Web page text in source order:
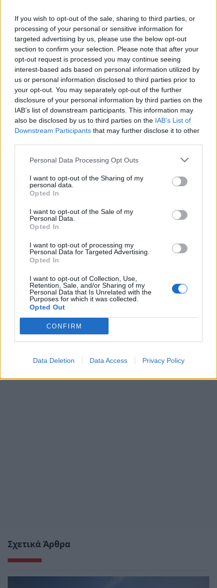
If you wish to opt-out of the sale, sharing to third parties, or
processing of your personal or sensitive information for
targeted advertising by us, please use the below opt-out
section to confirm your selection. Please note that after your
opt-out request is processed you may continue seeing
interest-based ads based on personal information utilized by
us or personal information disclosed to third parties prior to
your opt-out. You may separately opt-out of the further
disclosure of your personal information by third parties on the
IAB’s list of downstream participants. This information may
also be disclosed by us to third parties on the IAB’s List of
Downstream Participants that may further disclose it to other
Personal Data Processing Opt Outs
I want to opt-out of the Sharing of my
personal data.
Opted In
I want to opt-out of the Sale of my
Personal Data.
Opted In
I want to opt-out of processing my
Personal Data for Targeted Advertising.
Opted In
I want to opt-out of Collection, Use,
Retention, Sale, and/or Sharing of my
Personal Data that Is Unrelated with the
Purposes for which it was collected.
Opted Out
CONFIRM
Data Deletion Data Access Privacy Policy
εύφλεκτα υλικά που αποτελούν εστία
πρόκλησης ζημιών ή πυρκαγιών των κάδων.
Σε περίπτωση πυρκαγιάςστην καμινάδα,
ειδοποιήστε αμέσως της Πυροσβεστική, δώστε
ακριβή στοιχεία διεύθυνσης και ορόφου, κόψτε
τον αέρα από την εστία του τζακιού
καλύπτοντας με μη εύφλεκτο υλικό και σβήστε
τα ξύλα με νερό.
Τηλέφωνο Πυροσβεστικής 199
ΠΕΡΙΒΑΛΛΟΝ
Σχετικά Άρθρα